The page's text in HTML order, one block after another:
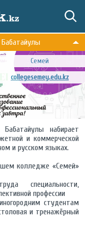
Семей
collegesemey.edu.kz
набирает
и коммерческой
и русском языках.
колледже «Семей»
специальности,
профессии
студентам
и тренажёрный